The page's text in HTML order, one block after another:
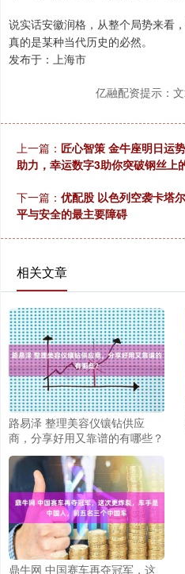
说实话安徽润格，从整个局势来看
真的是某种当代历史的必然。
发布于：上海市
亿融配资提示：
上一篇： 匠心智策 金牛座明日运
助力，幸运数字3助你突破钢丝上
下一篇： 优配股 以色列空袭卡塔
平与安全的最主要障碍
相关文章
路易泽 整理美容仪镶钻供应
商，分享好用又靠谱的有哪些？
鼎牛网 中国赛车再夺冠军，这